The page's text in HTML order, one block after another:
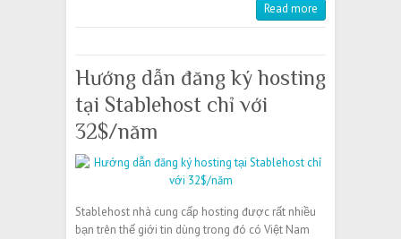
Read more
Hướng dẫn đăng ký hosting
tại Stablehost chỉ với
32$/năm
Stablehost nhà cung cấp hosting được rất nhiều
bạn trên thế giới tin dùng trong đó có Việt Nam